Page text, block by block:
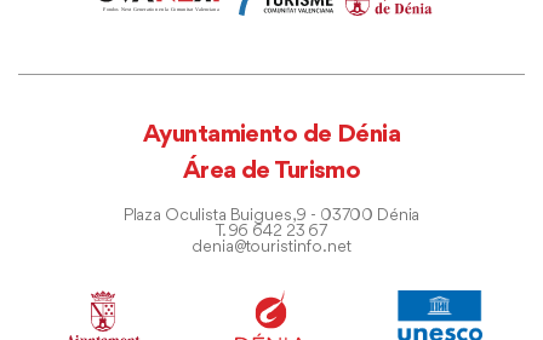
Ayuntamiento de Dénia
Área de Turismo
Plaza Oculista Buigues, 9 - 03700 Dénia
T. 96 642 23 67
denia@touristinfo.net